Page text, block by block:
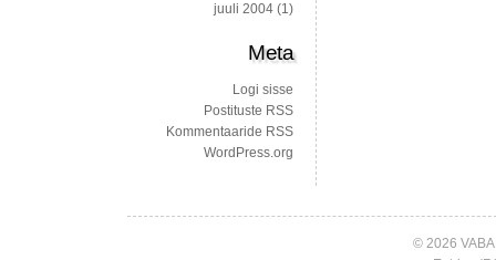
juuli 2004 (1)
Meta
Logi sisse
Postituste RSS
Kommentaaride RSS
WordPress.org
© 2026